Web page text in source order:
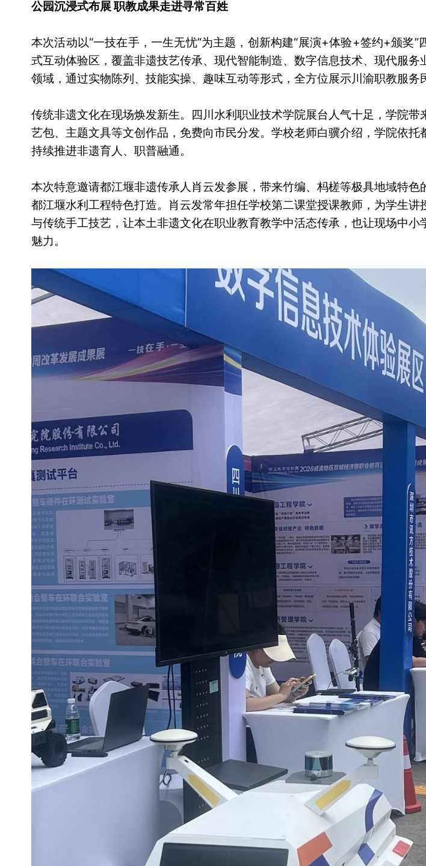
公园沉浸式布展 职教成果走进寻常百姓
本次活动以“一技在手，一生无忧”为主题，创新构建“展演+体验+签约+颁奖”
式互动体验区，覆盖非遗技艺传承、现代智能制造、数字信息技术、现代服务
领域，通过实物陈列、技能实操、趣味互动等形式，全方位展示川渝职教服务
传统非遗文化在现场焕发新生。四川水利职业技术学院展台人气十足，学院带
艺包、主题文具等文创作品，免费向市民分发。学校老师白骥介绍，学院依托
持续推进非遗育人、职普融通。
本次特意邀请都江堰非遗传承人肖云发参展，带来竹编、杩槎等极具地域特色
都江堰水利工程特色打造。肖云发常年担任学校第二课堂授课教师，为学生讲
与传统手工技艺，让本土非遗文化在职业教育教学中活态传承，也让现场中小
魅力。